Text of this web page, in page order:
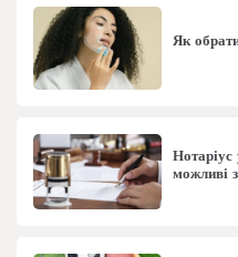
Як
можливі